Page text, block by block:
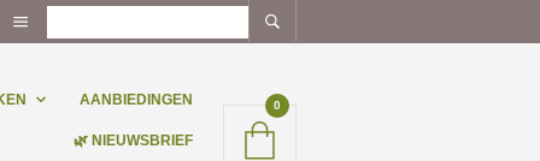
AANBIEDINGEN
🌿 NIEUWSBRIEF
0